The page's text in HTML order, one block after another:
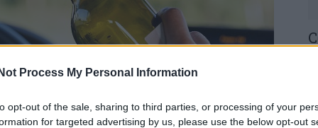
Process My Personal Information
opt-out of the sale, sharing to third parties, or processing of your
for targeted advertising by us, please use the below opt-out